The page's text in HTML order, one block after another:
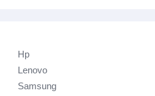
Hp
Lenovo
Samsung